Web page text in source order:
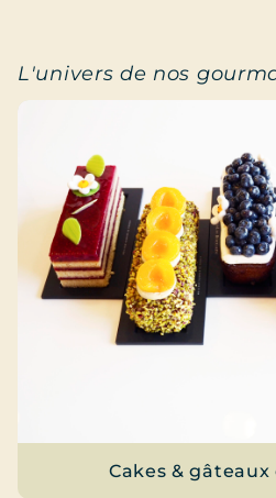
L'univers de nos
Cakes & gâteaux